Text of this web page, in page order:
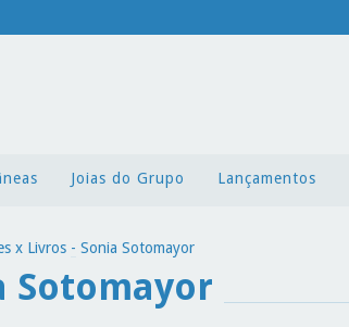
Joias do Grupo Lançamentos
x Livros - Sonia Sotomayor
Sotomayor